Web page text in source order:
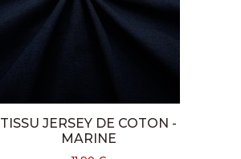
TISSU JERSEY DE COTON -
MARINE